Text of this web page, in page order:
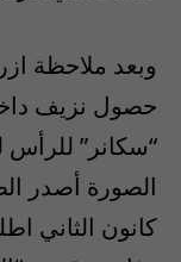
وبعد ملاحظة
حصول نزيف
“سكانر” للرأس
الصورة أصدر
كانون الثاني